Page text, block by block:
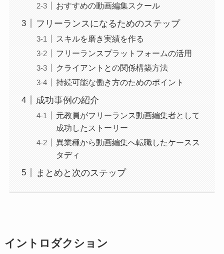
おすすめの動画編集スクール
フリーランスになるためのステップ
スキルを磨き実績を作る
フリーランスプラットフォームの活用
クライアントとの関係構築方法
持続可能な働き方のためのポイント
成功事例の紹介
元教員がフリーランス動画編集者として
成功したストーリー
異業種から動画編集へ転職したケースス
タディ
まとめと次のステップ
イントロダクション